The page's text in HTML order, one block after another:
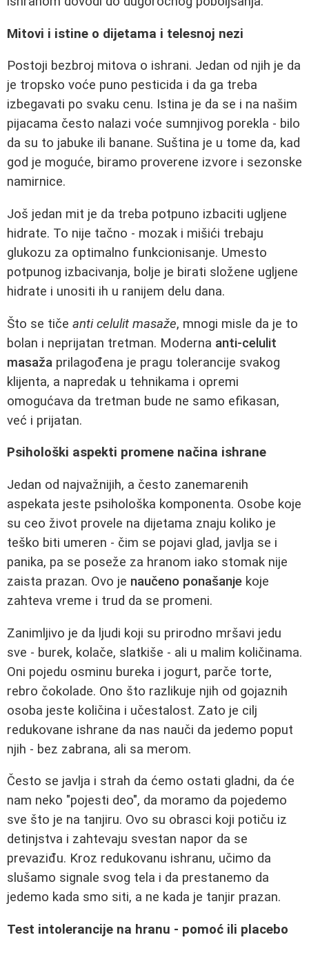
Mitovi i istine o dijetama i telesnoj nezi
Postoji bezbroj mitova o ishrani. Jedan od njih je da
je tropsko voće puno pesticida i da ga treba
izbegavati po svaku cenu. Istina je da se i na našim
pijacama često nalazi voće sumnjivog porekla - bilo
da su to jabuke ili banane. Suština je u tome da, kad
god je moguće, biramo proverene izvore i sezonske
namirnice.
Još jedan mit je da treba potpuno izbaciti ugljene
hidrate. To nije tačno - mozak i mišići trebaju
glukozu za optimalno funkcionisanje. Umesto
potpunog izbacivanja, bolje je birati složene ugljene
hidrate i unositi ih u ranijem delu dana.
Što se tiče anti celulit masaže, mnogi misle da je to
bolan i neprijatan tretman. Moderna anti-celulit
masaža prilagođena je pragu tolerancije svakog
klijenta, a napredak u tehnikama i opremi
omogućava da tretman bude ne samo efikasan,
već i prijatan.
Psihološki aspekti promene načina ishrane
Jedan od najvažnijih, a često zanemarenih
aspekata jeste psihološka komponenta. Osobe koje
su ceo život provele na dijetama znaju koliko je
teško biti umeren - čim se pojavi glad, javlja se i
panika, pa se poseže za hranom iako stomak nije
zaista prazan. Ovo je naučeno ponašanje koje
zahteva vreme i trud da se promeni.
Zanimljivo je da ljudi koji su prirodno mršavi jedu
sve - burek, kolače, slatkiše - ali u malim količinama.
Oni pojedu osminu bureka i jogurt, parče torte,
rebro čokolade. Ono što razlikuje njih od gojaznih
osoba jeste količina i učestalost. Zato je cilj
redukovane ishrane da nas nauči da jedemo poput
njih - bez zabrana, ali sa merom.
Često se javlja i strah da ćemo ostati gladni, da će
nam neko "pojesti deo", da moramo da pojedemo
sve što je na tanjiru. Ovo su obrasci koji potiču iz
detinjstva i zahtevaju svestan napor da se
prevaziđu. Kroz redukovanu ishranu, učimo da
slušamo signale svog tela i da prestanemo da
jedemo kada smo siti, a ne kada je tanjir prazan.
Test intolerancije na hranu - pomoć ili placebo